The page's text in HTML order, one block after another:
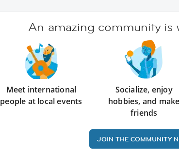
An amazing community is
Meet international
people at local events
Socialize, enjoy
hobbies, and make
friends
JOIN THE COMMUNITY